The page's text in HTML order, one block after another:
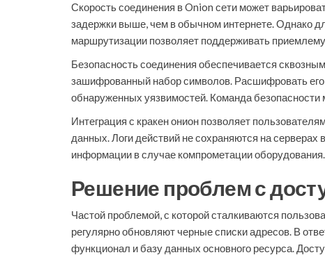
Скорость соединения в Onion сети может
задержки выше, чем в обычном интернете. Однако
маршрутизации позволяет поддерживать
Безопасность соединения обеспечивается
зашифрованный набор символов. Расшифровать
обнаруженных уязвимостей. Команда безопасности
Интеграция с кракен онион позволяет
данных. Логи действий не сохраняются на
информации в случае компрометации
Решение проблем с
Частой проблемой, с которой сталкиваются
регулярно обновляют черные списки адресов. В
функционал и базу данных основного ресурса.